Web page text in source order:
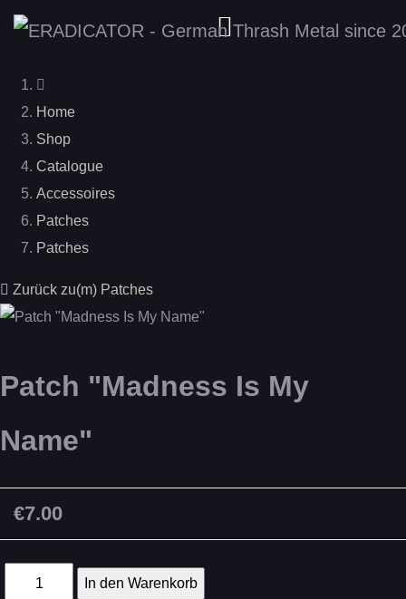
Home
Shop
Catalogue
Accessoires
Patches
Patches
Zurück zu(m) Patches
Patch "Madness Is My
Name"
€7.00